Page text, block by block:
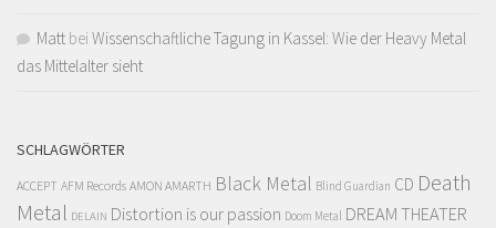
Matt bei Wissenschaftliche Tagung in Kassel: Wie der Heavy Metal
das Mittelalter sieht
SCHLAGWÖRTER
ACCEPT AFM Records AMON AMARTH Black Metal Blind Guardian CD Death
Metal DELAIN Distortion is our passion Doom Metal DREAM THEATER